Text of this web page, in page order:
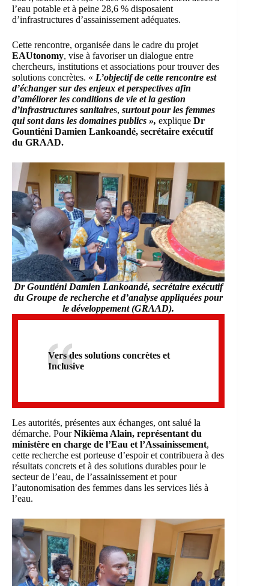
l’eau potable et à peine 28,6 % disposaient
d’infrastructures d’assainissement adéquates.
Cette rencontre, organisée dans le cadre du projet
EAUtonomy, vise à favoriser un dialogue entre
chercheurs, institutions et associations pour trouver des
solutions concrètes. « L’objectif de cette rencontre est
d’échanger sur des enjeux et perspectives afin
d’améliorer les conditions de vie et la gestion
d’infrastructures sanitaires, surtout pour les femmes
qui sont dans les domaines publics », explique Dr
Gountiéni Damien Lankoandé, secrétaire exécutif
du GRAAD.
Dr Gountiéni Damien Lankoandé, secrétaire exécutif
du Groupe de recherche et d’analyse appliquées pour
le développement (GRAAD).
Vers des solutions concrètes et
Inclusive
Les autorités, présentes aux échanges, ont salué la
démarche. PourNikièma Alain, représentant du
ministère en charge de l’Eau et l’Assainissement,
cette recherche est porteuse d’espoir et contribuera à des
résultats concrets et à des solutions durables pour le
secteur de l’eau, de l’assainissement et pour
l’autonomisation des femmes dans les services liés à
l’eau.